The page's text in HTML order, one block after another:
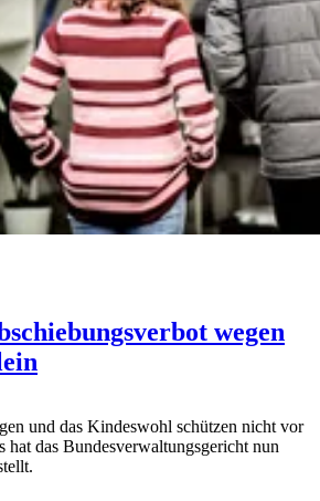
wegen
und das Kindeswohl schützen nicht vor
hat das Bundesverwaltungsgericht nun